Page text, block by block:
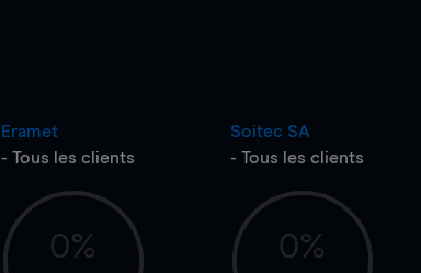
Eramet
- Tous les clients
0%
Soitec SA
- Tous les clients
0%